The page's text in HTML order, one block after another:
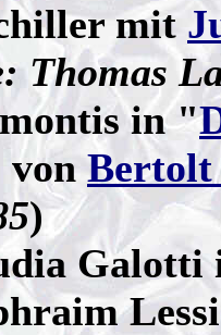
mit
Thomas
in "
Bertolt
)
Galotti